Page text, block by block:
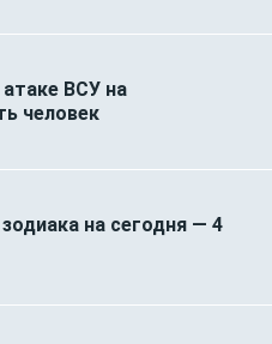
ВСУ на
человек
на сегодня — 4